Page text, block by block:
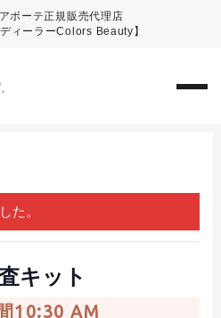
ボーテ正規販売代理店
ィーラーColors Beauty】
た。
キット
10:30 AM